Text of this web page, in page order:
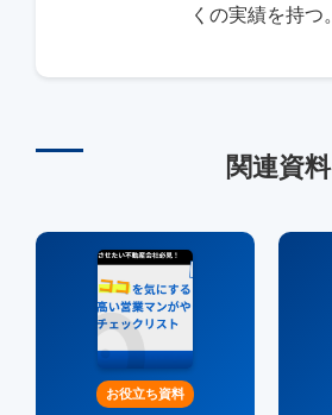
くの実績を持つ。
関連資料
お役立ち資料